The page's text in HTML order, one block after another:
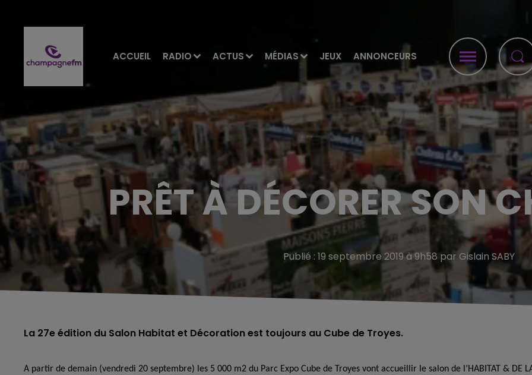
ACCUEIL RADIO ACTUS MÉDIAS JEUX ANNONCEURS
PRÊT À DÉCORER SON
Publié : 19 septembre 2019 à 9h58 par Gislain SABY
La 27e édition du Salon Habitat et Décoration est toujours au Cube de Troyes.
A partir de demain (vendredi 20 septembre) les 5 000 m2 du Parc Expo Cube de Troyes vont accueillir le salon de l’HABITAT & DE